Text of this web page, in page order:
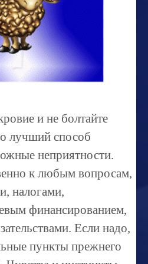
снов
и не болтайте
лучший способ
неприятности.
к любым вопросам,
налогами,
финансированием,
Если надо,
пункты прежнего